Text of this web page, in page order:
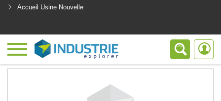
Accueil Usine Nouvelle